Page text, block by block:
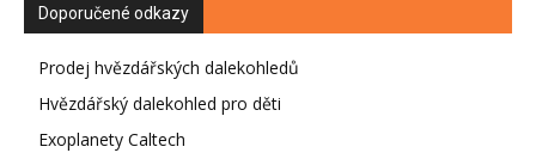
Doporučené odkazy
Prodej hvězdářských dalekohledů
Hvězdářský dalekohled pro děti
Exoplanety Caltech